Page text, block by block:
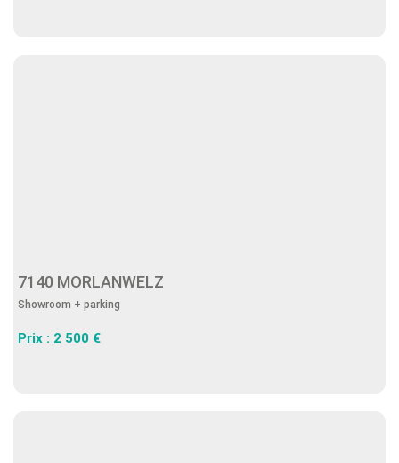
7140 MORLANWELZ
Showroom + parking
Prix : 2 500 €